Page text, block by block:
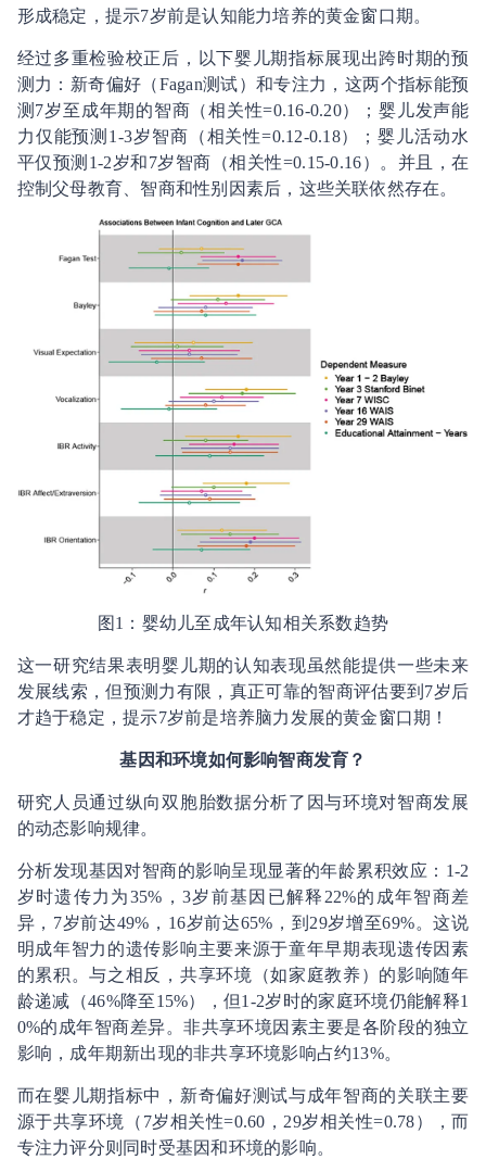
形成稳定，提示7岁前是认知能力培养的黄金窗口期。
经过多重检验校正后，以下婴儿期指标展现出跨时期的预
测力：新奇偏好（Fagan测试）和专注力，这两个指标能预
测7岁至成年期的智商（相关性=0.16-0.20）；婴儿发声能
力仅能预测1-3岁智商（相关性=0.12-0.18）；婴儿活动水
平仅预测1-2岁和7岁智商（相关性=0.15-0.16）。并且，在
控制父母教育、智商和性别因素后，这些关联依然存在。
图1：婴幼儿至成年认知相关系数趋势
这一研究结果表明婴儿期的认知表现虽然能提供一些未来
发展线索，但预测力有限，真正可靠的智商评估要到7岁后
才趋于稳定，提示7岁前是培养脑力发展的黄金窗口期！
基因和环境如何影响智商发育？
研究人员通过纵向双胞胎数据分析了因与环境对智商发展
的动态影响规律。
分析发现基因对智商的影响呈现显著的年龄累积效应：1-2
岁时遗传力为35%，3岁前基因已解释22%的成年智商差
异，7岁前达49%，16岁前达65%，到29岁增至69%。这说
明成年智力的遗传影响主要来源于童年早期表现遗传因素
的累积。与之相反，共享环境（如家庭教养）的影响随年
龄递减（46%降至15%），但1-2岁时的家庭环境仍能解释1
0%的成年智商差异。非共享环境因素主要是各阶段的独立
影响，成年期新出现的非共享环境影响占约13%。
而在婴儿期指标中，新奇偏好测试与成年智商的关联主要
源于共享环境（7岁相关性=0.60，29岁相关性=0.78），而
专注力评分则同时受基因和环境的影响。